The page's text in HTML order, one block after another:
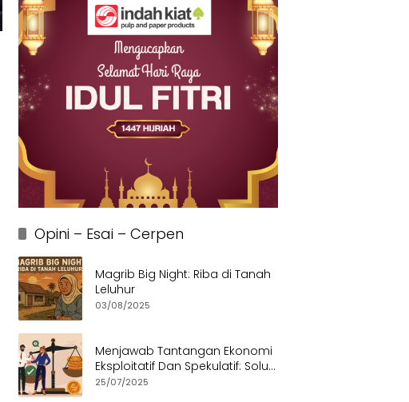
Opini – Esai – Cerpen
Magrib Big Night: Riba di Tanah
Leluhur
03/08/2025
Menjawab Tantangan Ekonomi
Eksploitatif Dan Spekulatif: Solusi
Etis dan Berkeadilan
25/07/2025